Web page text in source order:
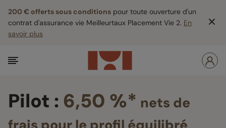
200 € offerts sous conditions pour toute ouverture d'un
contrat d'assurance vie Meilleurtaux Placement Vie 2. En
savoir plus
Pilot : 6,50 %* nets de